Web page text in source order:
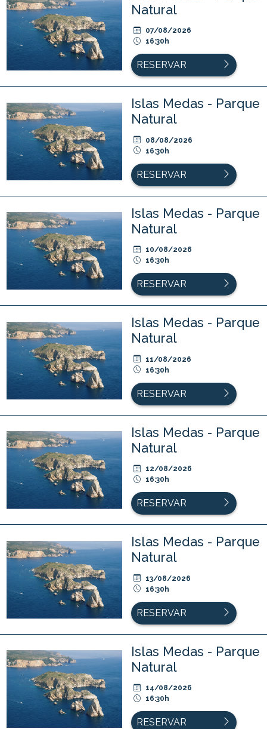
Natural
07/08/2026
16:30h
RESERVAR
Islas Medas - Parque
Natural
08/08/2026
16:30h
RESERVAR
Islas Medas - Parque
Natural
10/08/2026
16:30h
RESERVAR
Islas Medas - Parque
Natural
11/08/2026
16:30h
RESERVAR
Islas Medas - Parque
Natural
12/08/2026
16:30h
RESERVAR
Islas Medas - Parque
Natural
13/08/2026
16:30h
RESERVAR
Islas Medas - Parque
Natural
14/08/2026
16:30h
RESERVAR